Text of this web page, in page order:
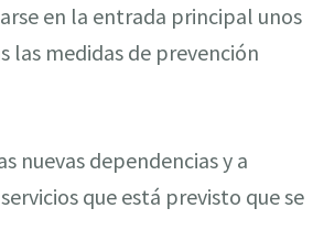
en la entrada principal unos
las medidas de prevención
nuevas dependencias y a
que está previsto que se